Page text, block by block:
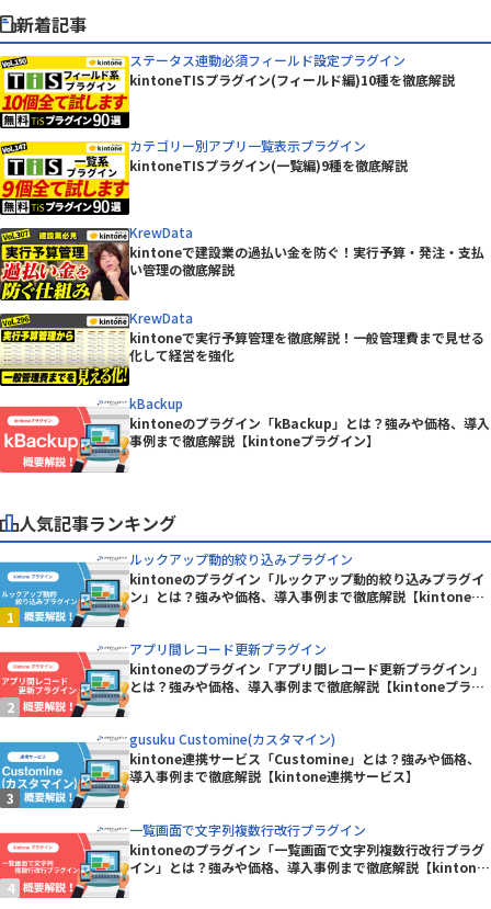
新着記事
ステータス連動必須フィールド設定プラグイン
kintoneTISプラグイン(フィールド編)10種を徹底解説
カテゴリー別アプリ一覧表示プラグイン
kintoneTISプラグイン(一覧編)9種を徹底解説
KrewData
kintoneで建設業の過払い金を防ぐ！実行予算・発注・支払
い管理の徹底解説
KrewData
kintoneで実行予算管理を徹底解説！一般管理費まで見せる
化して経営を強化
kBackup
kintoneのプラグイン「kBackup」とは？強みや価格、導入
事例まで徹底解説【kintoneプラグイン】
人気記事ランキング
ルックアップ動的絞り込みプラグイン
kintoneのプラグイン「ルックアップ動的絞り込みプラグイ
ン」とは？強みや価格、導入事例まで徹底解説【kintoneプ
アプリ間レコード更新プラグイン
kintoneのプラグイン「アプリ間レコード更新プラグイン」
とは？強みや価格、導入事例まで徹底解説【kintoneプラグ
gusuku Customine(カスタマイン)
kintone連携サービス「Customine」とは？強みや価格、
導入事例まで徹底解説【kintone連携サービス】
一覧画面で文字列複数行改行プラグイン
kintoneのプラグイン「一覧画面で文字列複数行改行プラグ
イン」とは？強みや価格、導入事例まで徹底解説【kintone